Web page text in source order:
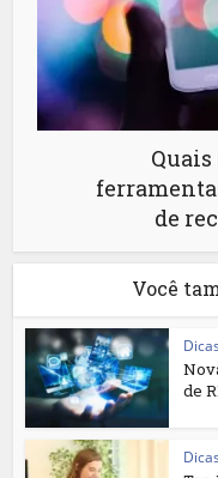
Quais
de
Você
Dicas
de
Dicas